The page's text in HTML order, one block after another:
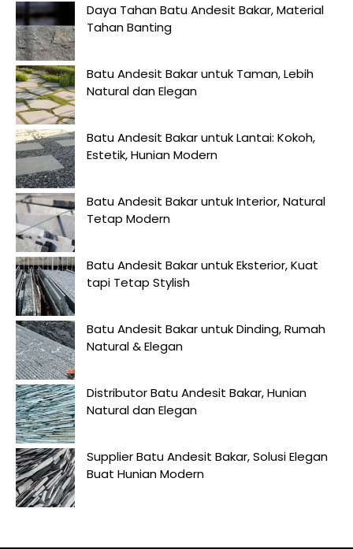
Daya Tahan Batu Andesit Bakar, Material
Tahan Banting
Batu Andesit Bakar untuk Taman, Lebih
Natural dan Elegan
Batu Andesit Bakar untuk Lantai: Kokoh,
Estetik, Hunian Modern
Batu Andesit Bakar untuk Interior, Natural
Tetap Modern
Batu Andesit Bakar untuk Eksterior, Kuat
tapi Tetap Stylish
Batu Andesit Bakar untuk Dinding, Rumah
Natural & Elegan
Distributor Batu Andesit Bakar, Hunian
Natural dan Elegan
Supplier Batu Andesit Bakar, Solusi Elegan
Buat Hunian Modern